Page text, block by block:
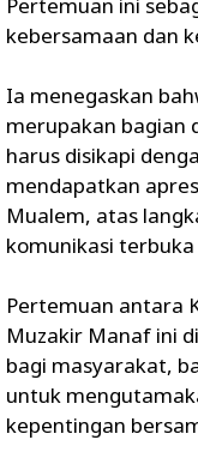
Pertemuan ini
kebersamaan dan
Ia menegaskan
merupakan bagian
harus disikapi
mendapatkan
Mualem, atas
komunikasi
Pertemuan antara
Muzakir Manaf ini
bagi masyarakat,
untuk
kepentingan